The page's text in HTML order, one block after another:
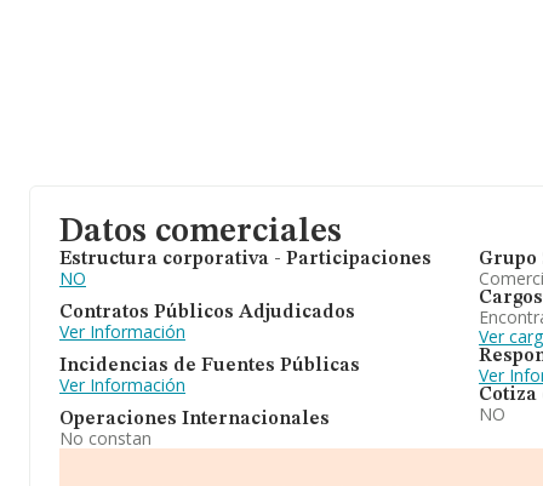
Datos comerciales
Estructura corporativa - Participaciones
NO
Contratos Públicos Adjudicados
Ver Información
Incidencias de Fuentes Públicas
Ver Información
Operaciones Internacionales
No constan
Grupo
Cargos
Ver
Ver
Cotiza
NO